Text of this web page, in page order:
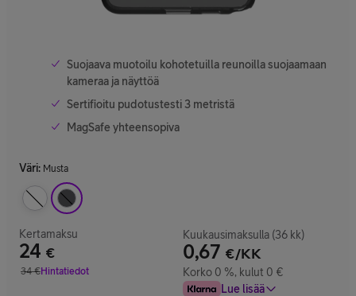
Suojaava muotoilu kohotetuilla reunoilla suojaamaan
kameraa ja näyttöä
Sertifioitu pudotustesti 3 metristä
MagSafe yhteensopiva
Väri: Musta
Kertamaksu
24 €
Hinta 24 €
34€
Vertailuhinta 34 €
Hintatiedot
Kuukausimaksulla (36 kk)
0,67 €/KK
Korko 0 %, kulut 0 €
Lue lisää